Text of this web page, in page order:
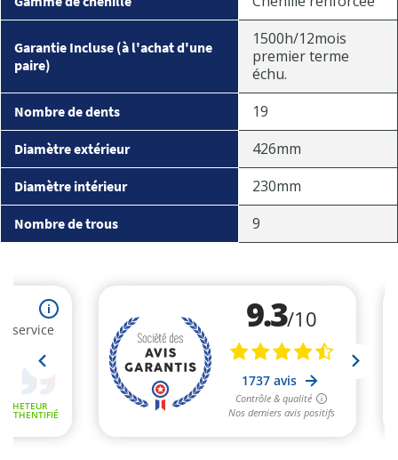
Garantie Incluse (à l'achat d'une
paire)
1500h/12mois
premier terme
échu.
Nombre de dents 19
Diamètre extérieur 426mm
Diamètre intérieur 230mm
Nombre de trous 9